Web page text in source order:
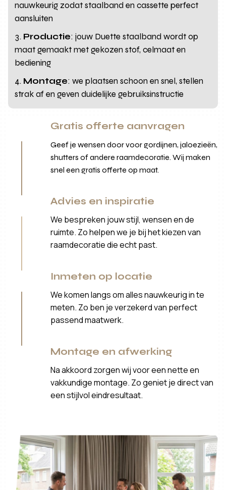
nauwkeurig zodat staalband en cassette perfect
aansluiten
Productie: jouw Duette staalband wordt op
maat gemaakt met gekozen stof, celmaat en
bediening
Montage: we plaatsen schoon en snel, stellen
strak af en geven duidelijke gebruiksinstructie
Gratis offerte aanvragen
Geef je wensen door voor gordijnen, jaloezieën,
shutters of andere raamdecoratie. Wij maken
snel een gratis offerte op maat.
Advies en inspiratie
We bespreken jouw stijl, wensen en de
ruimte. Zo helpen we je bij het kiezen van
raamdecoratie die echt past.
Inmeten op locatie
We komen langs om alles nauwkeurig in te
meten. Zo ben je verzekerd van perfect
passend maatwerk.
Montage en afwerking
Na akkoord zorgen wij voor een nette en
vakkundige montage. Zo geniet je direct van
een stijlvol eindresultaat.